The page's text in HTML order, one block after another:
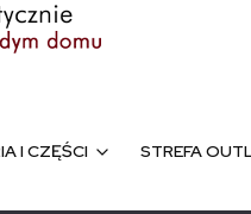
I CZĘŚCI STREFA